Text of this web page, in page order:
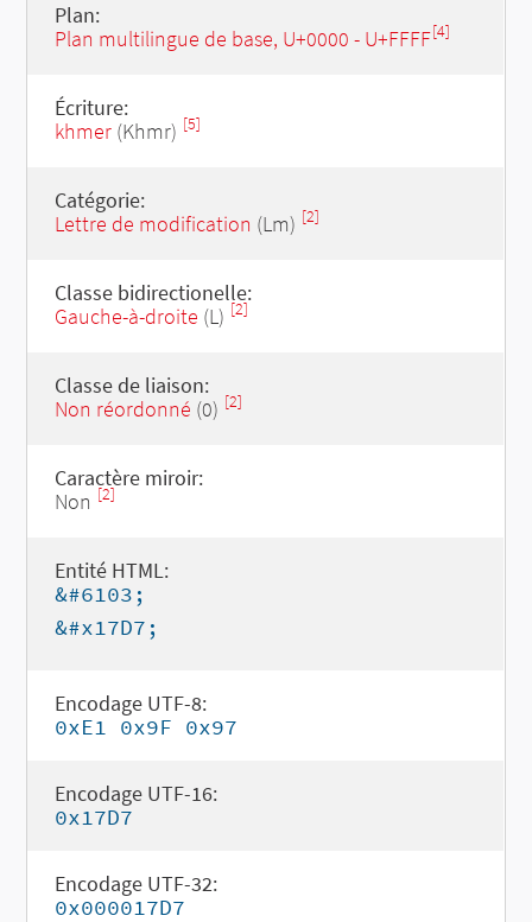
Plan:
Plan multilingue de base, U+0000 - U+FFFF[4]
Écriture:
khmer(Khmr) [5]
Catégorie:
Lettre de modification (Lm) [2]
Classe bidirectionelle:
Gauche-à-droite (L) [2]
Classe de liaison:
Non réordonné (0) [2]
Caractère miroir:
Non [2]
Entité HTML:
&#6103;
&#x17D7;
Encodage UTF-8:
0xE1 0x9F 0x97
Encodage UTF-16:
0x17D7
Encodage UTF-32:
0x000017D7